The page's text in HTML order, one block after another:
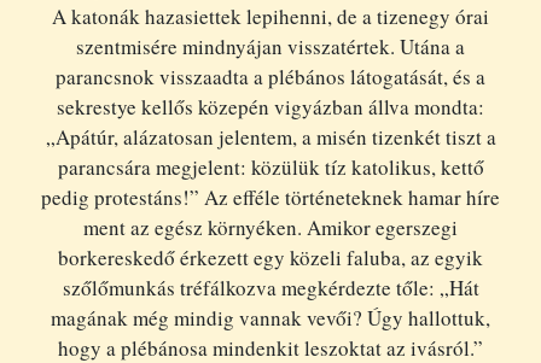
A katonák hazasiettek lepihenni, de a tizenegy órai
szentmisére mindnyájan visszatértek. Utána a
parancsnok visszaadta a plébános látogatását, és a
sekrestye kellős közepén vigyázban állva mondta:
„Apátúr, alázatosan jelentem, a misén tizenkét tiszt a
parancsára megjelent: közülük tíz katolikus, kettő
pedig protestáns!” Az efféle történeteknek hamar híre
ment az egész környéken. Amikor egerszegi
borkereskedő érkezett egy közeli faluba, az egyik
szőlőmunkás tréfálkozva megkérdezte tőle: „Hát
magának még mindig vannak vevői? Úgy hallottuk,
hogy a plébánosa mindenkit leszoktat az ivásról.”